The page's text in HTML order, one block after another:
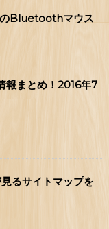
Bluetoothマウス
報まとめ！2016年7
るサイトマップを